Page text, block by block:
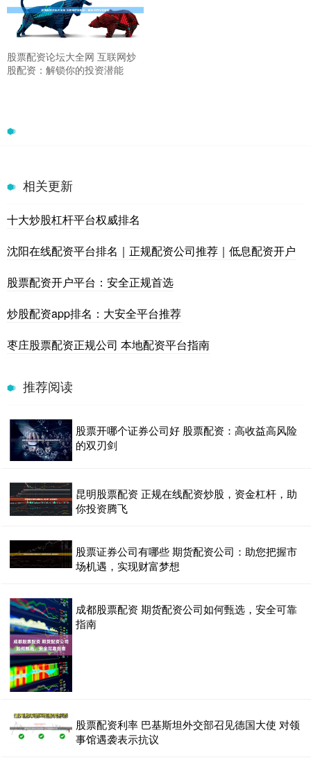
股票配资论坛大全网 互联网炒
股配资：解锁你的投资潜能
相关更新
十大炒股杠杆平台权威排名
沈阳在线配资平台排名｜正规配资公司推荐｜低息配资开户
股票配资开户平台：安全正规首选
炒股配资app排名：大安全平台推荐
枣庄股票配资正规公司 本地配资平台指南
推荐阅读
股票开哪个证券公司好 股票配资：高收益高风险
的双刃剑
昆明股票配资 正规在线配资炒股，资金杠杆，助
你投资腾飞
股票证券公司有哪些 期货配资公司：助您把握市
场机遇，实现财富梦想
成都股票配资 期货配资公司如何甄选，安全可靠
指南
股票配资利率 巴基斯坦外交部召见德国大使 对领
事馆遇袭表示抗议